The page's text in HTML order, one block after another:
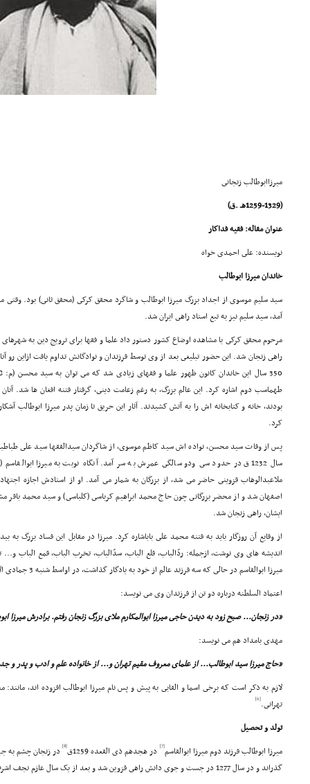
میرزاابوطالب زنجانى
(1259-1329هـ .ق)
عنوان مقاله: فقیه فداکار
نویسنده: على احمدى خواه
خاندان میرزا ابوطالب
سید سلیم موسوى از اجداد بزرگ میرزا ابوطالب و شاگرد محقق کرکى (محقق ثانى) بود.
آمد، سید سلیم نیز به تبع استاد راهى ایران شد.
مرحوم محقق کرکى با مشاهده اوضاع کشور دستور داد علما و فقها براى ترویج دین به
راهى زنجان شد. این حضور تبلیغى بعد از وى توسط فرزندان و نوادگانش تداوم یافت ازاین
طهماسب دوم اشاره کرد. این عالم بزرگ، به رغم زعامت دینى، گرفتار فتنه افغان ها شد.
بودند، خانه و کتابخانه اش را به آتش کشیدند. آثار این حریق تا زمان پدر میرزا ابوطالب آشکار
کرد.
پس از وفات سید محسن، نواده اش سید کاظم موسوى، از شاگردان سیدالفقها سید على
سال 1232ق در حدود سى ودو سالگى عمرش به سر آمد. آنگاه نوبت به میرزا
ملاعبدالوهاب قزوینى حاضر مى شد، از بزرگان به شمار مى آمد. او از استادش اجازه
اصفهان شد و از محضر بزرگانى چون حاج محمد ابراهیم کرباسى (کلباسى) و سید محمد باقر
ایشان، راهى زنجان شد.
از وقایع آن روزگار باید به فتنه محمد على باباشاره کرد. میرزا در مقابل این فساد بزرگ به
اندیشه هاى وى نوشت، ازجمله: ردّالباب، قلع الباب، سدّالباب، تخرب الباب، قمع الباب
میرزا ابوالقاسم در حالى که سه فرزند عالم از خود به یادگار گذاشت، در اواسط شنبه 3 جمادى الاولى 1292 در هفتاد سالگى درگذشت.
اعتماد السلطنه درباره دو تن از فرزندان وى مى نویسد:
«در زنجان... صبح زود به دیدن حاجى میرزا ابوالمکارم ملاى بزرگ زنجان رفتم. برادرش
مهدى بامداد هم مى نویسد:
«حاج میرزا سید ابوطالب... از علماى معروف مقیم تهران و... از خانواده علم و ادب و پدر و
لازم به ذکر است که برخى اسما و القابى به پیش و پس نام میرزا ابوطالب افزوده اند،
تهرانى.[6]
تولد و تحصیل
میرزا ابوطالب فرزند دوم میرزا ابوالقاسم[7] در هجدهم ذى القعده 1259ق [8] در زنجان چشم به
گذراند و در سال 1277 در جست و جوى دانش راهى قزوین شد و بعد از یک سال عازم نجف اشرف شد.